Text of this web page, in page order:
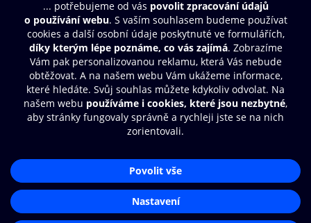
Obsah ke stažení
Moje O2 Knihovna
Další zábava
© O2 Czech Republic a.s.
Přístupnost
Zásady zpracování osobních údajůAplikace O2 Knihovna
Čti a poslouchej své e-knihy a
audioknihy rychleji a pohodlněji.